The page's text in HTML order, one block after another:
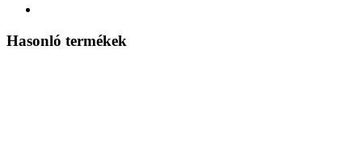
Hasonló termékek